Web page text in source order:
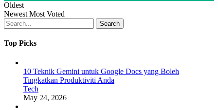
Oldest
Newest Most Voted
Search
Top Picks
10 Teknik Gemini untuk Google Docs yang Boleh
Tingkatkan Produktiviti Anda
Tech
May 24, 2026